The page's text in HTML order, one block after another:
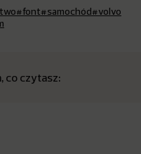
#font#samochód#volvo
co czytasz: